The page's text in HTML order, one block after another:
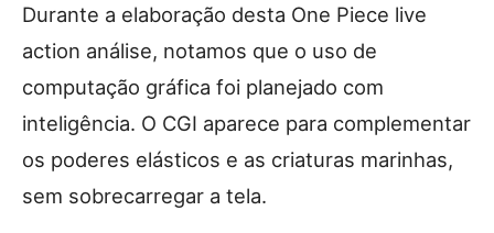
Durante a elaboração desta One Piece live
action análise, notamos que o uso de
computação gráfica foi planejado com
inteligência. O CGI aparece para complementar
os poderes elásticos e as criaturas marinhas,
sem sobrecarregar a tela.